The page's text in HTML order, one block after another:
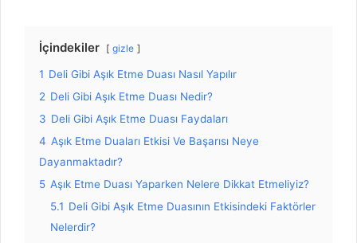
İçindekiler gizle
1 Deli Gibi Aşık Etme Duası Nasıl Yapılır
2 Deli Gibi Aşık Etme Duası Nedir?
3 Deli Gibi Aşık Etme Duası Faydaları
4 Aşık Etme Duaları Etkisi Ve Başarısı Neye
Dayanmaktadır?
5 Aşık Etme Duası Yaparken Nelere Dikkat Etmeliyiz?
5.1 Deli Gibi Aşık Etme Duasının Etkisindeki Faktörler
Nelerdir?